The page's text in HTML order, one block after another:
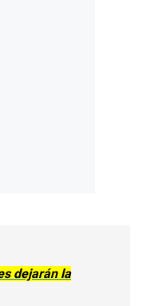
dejarán la